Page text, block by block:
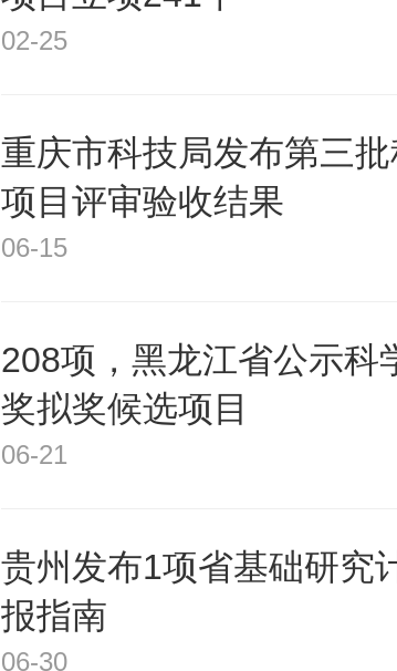
02-25
重庆市科技局发布第三
项目评审验收结果
06-15
208项，黑龙江省公示科
奖拟奖候选项目
06-21
贵州发布1项省基础研究
报指南
06-30